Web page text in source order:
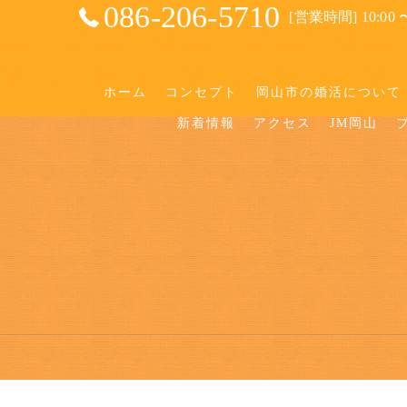
086-206-5710 [営業時間] 10:00
ホーム コンセプト 岡山市の婚活について
新着情報 アクセス JM岡山